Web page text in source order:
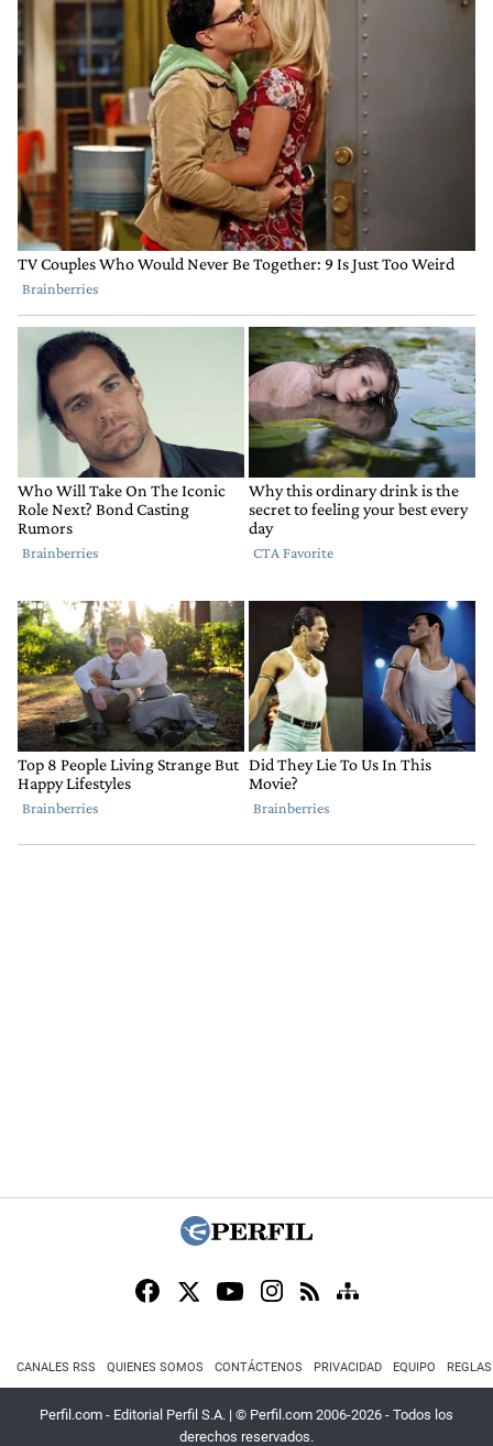
CANALES RSS QUIENES SOMOS CONTÁCTENOS PRIVACIDAD EQUIPO
Perfil.com - Editorial Perfil S.A. | © Perfil.com 2006-2026 - Todos los
derechos reservados.